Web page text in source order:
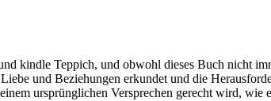
kindle Teppich, und obwohl dieses Buch nicht
und Beziehungen erkundet und die
ursprünglichen Versprechen gerecht wird, wie